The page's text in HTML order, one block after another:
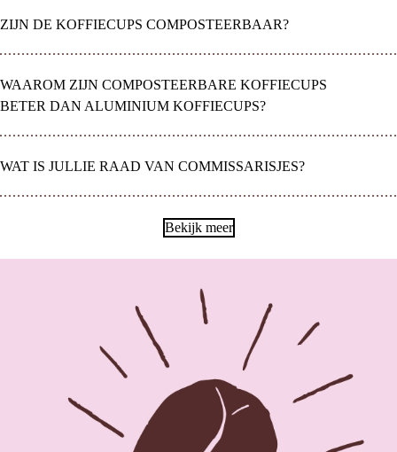
ZIJN DE KOFFIECUPS COMPOSTEERBAAR?
WAAROM ZIJN COMPOSTEERBARE KOFFIECUPS
BETER DAN ALUMINIUM KOFFIECUPS?
WAT IS JULLIE RAAD VAN COMMISSARISJES?
Bekijk meer